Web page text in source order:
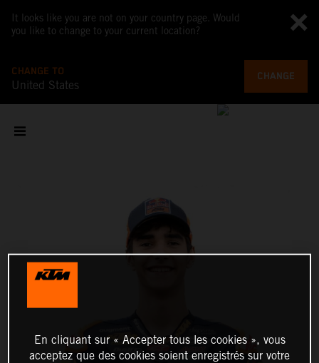
It looks like you are not on your country page. Would
you like to change to your current location?
CHANGE TO
United States
CHANGE
En cliquant sur « Accepter tous les cookies », vous
acceptez que des cookies soient enregistrés sur votre